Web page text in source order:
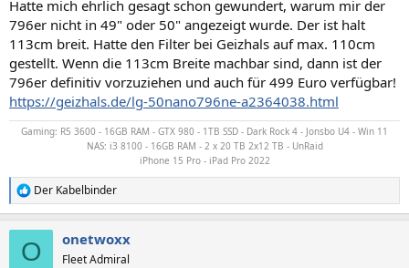
Hatte mich ehrlich gesagt schon gewundert, warum mir der
796er nicht in 49" oder 50" angezeigt wurde. Der ist halt
113cm breit. Hatte den Filter bei Geizhals auf max. 110cm
gestellt. Wenn die 113cm Breite machbar sind, dann ist der
796er definitiv vorzuziehen und auch für 499 Euro verfügbar!
https://geizhals.de/lg-50nano796ne-a2364038.html
Gaming: R5 3600 - 16GB RAM - GTX 980 - 1TB SSD - Dark Rock 4 - Jonsbo U4 - Win 11
NAS: i3 8100 - 16GB RAM - 2 x 20 TB 2x12 TB - UnRaid
iPhone 15 Pro - iPad Pro 2022
R
e
Der Kabelbinder
O onetwoxx
Fleet Admiral